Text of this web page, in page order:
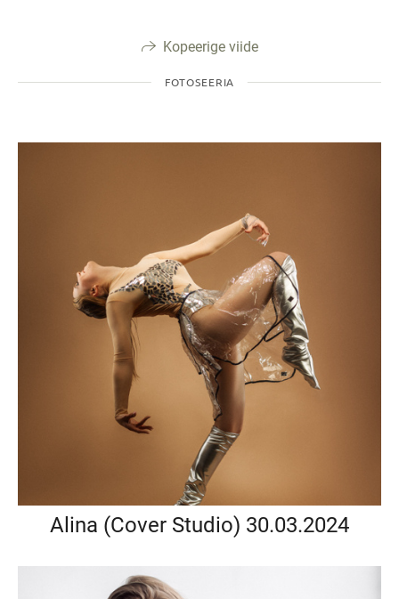
Kopeerige viide
FOTOSEERIA
Alina (Cover Studio) 30.03.2024